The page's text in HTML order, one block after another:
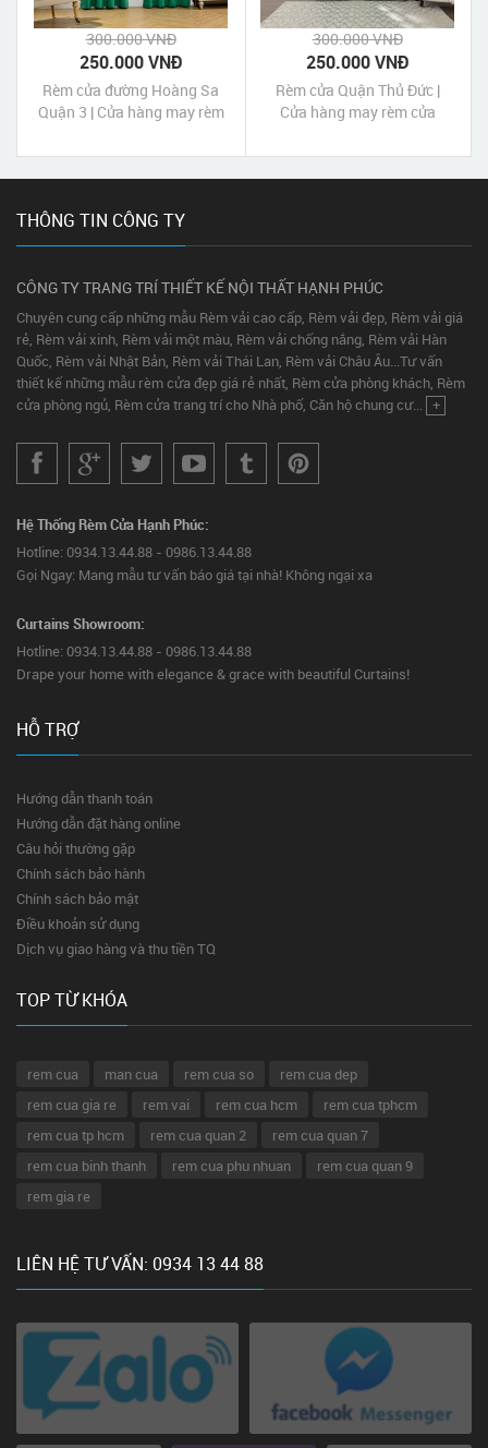
300.000 VNĐ
250.000 VNĐ
Rèm cửa đường Hoàng Sa
Quận 3 | Cửa hàng may rèm
HCM
300.000 VNĐ
250.000 VNĐ
Rèm cửa Quận Thủ Đức |
Cửa hàng may rèm cửa
THÔNG TIN CÔNG TY
CÔNG TY TRANG TRÍ THIẾT KẾ NỘI THẤT HẠNH PHÚC
Chuyên cung cấp những mẫu Rèm vải cao cấp, Rèm vải đẹp, Rèm vải giá
rẻ, Rèm vải xinh, Rèm vải một màu, Rèm vải chống nắng, Rèm vải Hàn
Quốc, Rèm vải Nhật Bản, Rèm vải Thái Lan, Rèm vải Châu Âu...Tư vấn
thiết kế những mẫu rèm cửa đẹp giá rẻ nhất, Rèm cửa phòng khách, Rèm
cửa phòng ngủ, Rèm cửa trang trí cho Nhà phố, Căn hộ chung cư... +
Hệ Thống Rèm Cửa Hạnh Phúc:
Hotline: 0934.13.44.88 - 0986.13.44.88
Gọi Ngay: Mang mẫu tư vấn báo giá tại nhà! Không ngại xa
Curtains Showroom:
Hotline: 0934.13.44.88 - 0986.13.44.88
Drape your home with elegance & grace with beautiful Curtains!
HỖ TRỢ
Hướng dẫn thanh toán
Hướng dẫn đặt hàng online
Câu hỏi thường gặp
Chính sách bảo hành
Chính sách bảo mật
Điều khoản sử dụng
Dịch vụ giao hàng và thu tiền TQ
TOP TỪ KHÓA
rem cua man cua rem cua so
rem cua dep
rem cua gia re
rem vai rem cua hcm
rem cua tphcm
rem cua tp hcm
rem cua quan 2
rem cua quan 7
rem cua binh thanh
rem cua phu nhuan
rem cua quan 9
rem gia re
LIÊN HỆ TƯ VẤN: 0934 13 44 88